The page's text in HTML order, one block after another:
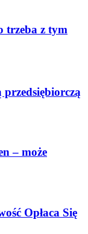
trzeba z tym
– może
Opłaca Się